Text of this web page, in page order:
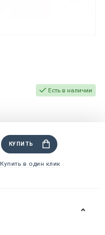
Есть в наличии
КУПИТЬ
Купить в один клик